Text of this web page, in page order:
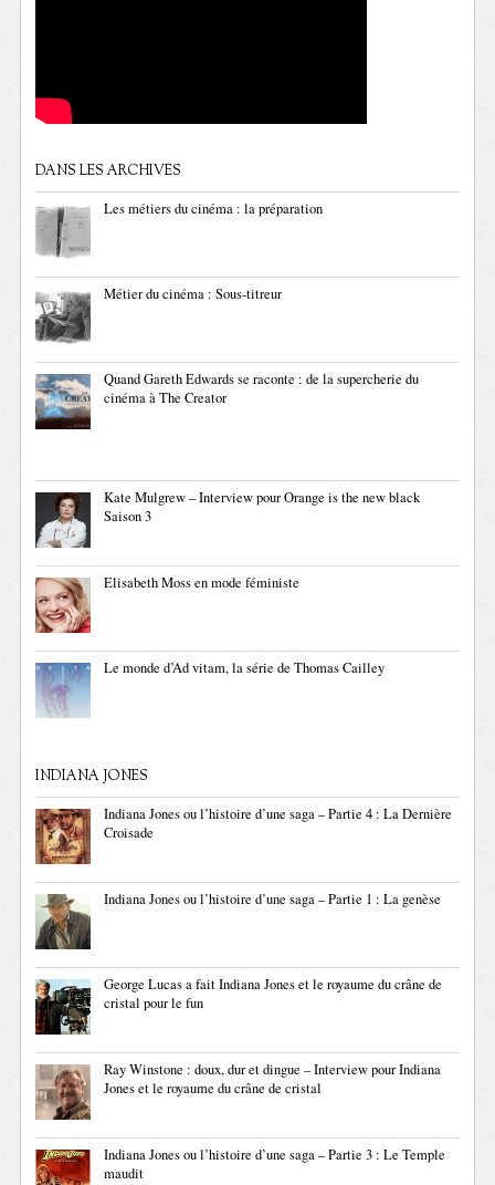
DANS LES ARCHIVES
Les métiers du cinéma : la préparation
Métier du cinéma : Sous-titreur
Quand Gareth Edwards se raconte : de la supercherie du
cinéma à The Creator
Kate Mulgrew – Interview pour Orange is the new black
Saison 3
Elisabeth Moss en mode féministe
Le monde d’Ad vitam, la série de Thomas Cailley
INDIANA JONES
Indiana Jones ou l’histoire d’une saga – Partie 4 : La Dernière
Croisade
Indiana Jones ou l’histoire d’une saga – Partie 1 : La genèse
George Lucas a fait Indiana Jones et le royaume du crâne de
cristal pour le fun
Ray Winstone : doux, dur et dingue – Interview pour Indiana
Jones et le royaume du crâne de cristal
Indiana Jones ou l’histoire d’une saga – Partie 3 : Le Temple
maudit